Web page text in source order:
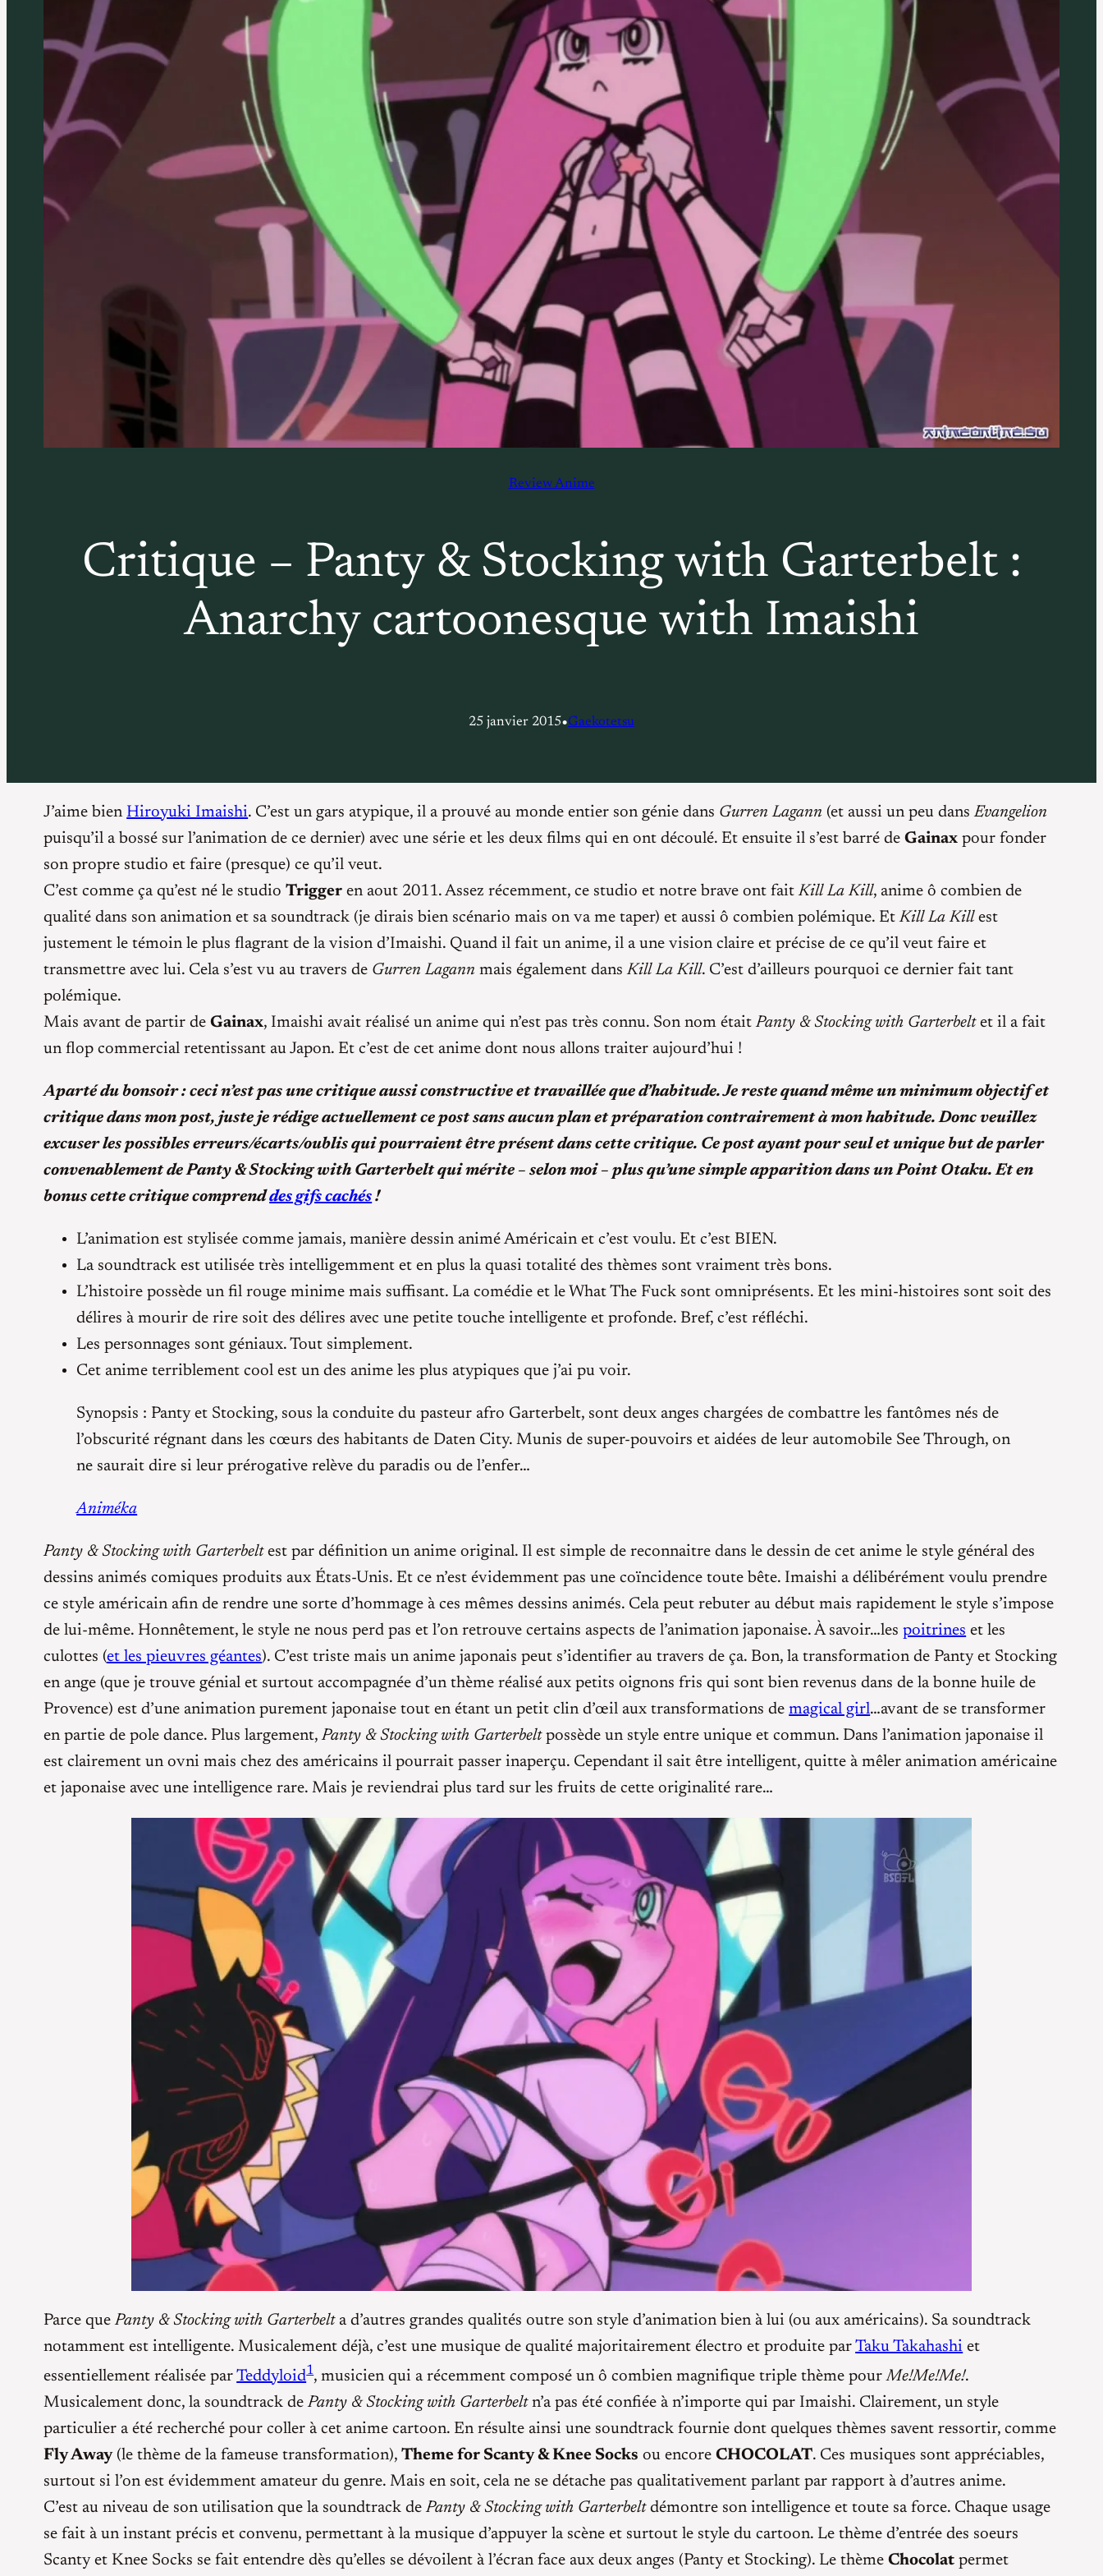
Review Anime
Critique – Panty & Stocking with Garterbelt :
Anarchy cartoonesque with Imaishi
25 janvier 2015•Gaekotetsu
J’aime bien Hiroyuki Imaishi. C’est un gars atypique, il a prouvé au monde entier son génie dans Gurren Lagann (et aussi un peu dansEvangelion
puisqu’il a bossé sur l’animation de ce dernier) avec une série et les deux films qui en ont découlé. Et ensuite il s’est barré deGainax pour fonder
son propre studio et faire (presque) ce qu’il veut.
C’est comme ça qu’est né le studioTrigger en aout 2011. Assez récemment, ce studio et notre brave ont faitKill La Kill, anime ô combien de
qualité dans son animation et sa soundtrack (je dirais bien scénario mais on va me taper) et aussi ô combien polémique. EtKill La Killest
justement le témoin le plus flagrant de la vision d’Imaishi. Quand il fait un anime, il a une vision claire et précise de ce qu’il veut faire et
transmettre avec lui. Cela s’est vu au travers de Gurren Lagann mais également dansKill La Kill. C’est d’ailleurs pourquoi ce dernier fait tant
polémique.
Mais avant de partir deGainax, Imaishi avait réalisé un anime qui n’est pas très connu. Son nom étaitPanty & Stocking with Garterbeltet il a fait
un flop commercial retentissant au Japon. Et c’est de cet anime dont nous allons traiter aujourd’hui !
Aparté du bonsoir : ceci n’est pas une critique aussi constructive et travaillée que d’habitude. Je reste quand même un minimum objectif et
critique dans mon post, juste je rédige actuellement ce post sans aucun plan et préparation contrairement à mon habitude. Donc veuillez
excuser les possibles erreurs/écarts/oublis qui pourraient être présent dans cette critique. Ce post ayant pour seul et unique but de parler
convenablement de Panty & Stocking with Garterbelt qui mérite – selon moi – plus qu’une simple apparition dans un Point Otaku. Et en
bonus cette critique comprenddes gifs cachés !
L’animation est stylisée comme jamais, manière dessin animé Américain et c’est voulu. Et c’est BIEN.
La soundtrack est utilisée très intelligemment et en plus la quasi totalité des thèmes sont vraiment très bons.
L’histoire possède un fil rouge minime mais suffisant. La comédie et le What The Fuck sont omniprésents. Et les mini-histoires sont soit des
délires à mourir de rire soit des délires avec une petite touche intelligente et profonde. Bref, c’est réfléchi.
Les personnages sont géniaux. Tout simplement.
Cet anime terriblement cool est un des anime les plus atypiques que j’ai pu voir.
Synopsis : Panty et Stocking, sous la conduite du pasteur afro Garterbelt, sont deux anges chargées de combattre les fantômes nés de
l’obscurité régnant dans les cœurs des habitants de Daten City. Munis de super-pouvoirs et aidées de leur automobile See Through, on
ne saurait dire si leur prérogative relève du paradis ou de l’enfer…
Animéka
Panty & Stocking with Garterbeltest par définition un anime original. Il est simple de reconnaitre dans le dessin de cet anime le style général des
dessins animés comiques produits aux États-Unis. Et ce n’est évidemment pas une coïncidence toute bête. Imaishi a délibérément voulu prendre
ce style américain afin de rendre une sorte d’hommage à ces mêmes dessins animés. Cela peut rebuter au début mais rapidement le style s’impose
de lui-même. Honnêtement, le style ne nous perd pas et l’on retrouve certains aspects de l’animation japonaise. À savoir…lespoitrines et les
culottes (et les pieuvres géantes). C’est triste mais un anime japonais peut s’identifier au travers de ça. Bon, la transformation de Panty et Stocking
en ange (que je trouve génial et surtout accompagnée d’un thème réalisé aux petits oignons fris qui sont bien revenus dans de la bonne huile de
Provence) est d’une animation purement japonaise tout en étant un petit clin d’œil aux transformations demagical girl…avant de se transformer
en partie de pole dance. Plus largement,Panty & Stocking with Garterbeltpossède un style entre unique et commun. Dans l’animation japonaise il
est clairement un ovni mais chez des américains il pourrait passer inaperçu. Cependant il sait être intelligent, quitte à mêler animation américaine
et japonaise avec une intelligence rare. Mais je reviendrai plus tard sur les fruits de cette originalité rare…
Parce quePanty & Stocking with Garterbelta d’autres grandes qualités outre son style d’animation bien à lui (ou aux américains). Sa soundtrack
notamment est intelligente. Musicalement déjà, c’est une musique de qualité majoritairement électro et produite parTaku Takahashi et
essentiellement réalisée parTeddyloid1, musicien qui a récemment composé un ô combien magnifique triple thème pourMe!Me!Me!.
Musicalement donc, la soundtrack dePanty & Stocking with Garterbeltn’a pas été confiée à n’importe qui par Imaishi. Clairement, un style
particulier a été recherché pour coller à cet anime cartoon. En résulte ainsi une soundtrack fournie dont quelques thèmes savent ressortir, comme
Fly Away(le thème de la fameuse transformation),Theme for Scanty & Knee Socks ou encoreCHOCOLAT. Ces musiques sont appréciables,
surtout si l’on est évidemment amateur du genre. Mais en soit, cela ne se détache pas qualitativement parlant par rapport à d’autres anime.
C’est au niveau de son utilisation que la soundtrack dePanty & Stocking with Garterbeltdémontre son intelligence et toute sa force. Chaque usage
se fait à un instant précis et convenu, permettant à la musique d’appuyer la scène et surtout le style du cartoon. Le thème d’entrée des soeurs
Scanty et Knee Socks se fait entendre dès qu’elles se dévoilent à l’écran face aux deux anges (Panty et Stocking). Le thèmeChocolat permet